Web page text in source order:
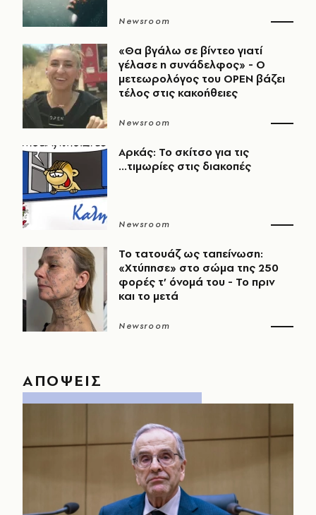
Newsroom
«Θα βγάλω σε βίντεο γιατί
γέλασε η συνάδελφος» - Ο
μετεωρολόγος του OPEN βάζει
τέλος στις κακοήθειες
Newsroom
Αρκάς: Το σκίτσο για τις
...τιμωρίες στις διακοπές
Newsroom
Το τατουάζ ως ταπείνωση:
«Χτύπησε» στο σώμα της 250
φορές τ’ όνομά του - Το πριν
και το μετά
Newsroom
ΑΠΟΨΕΙΣ